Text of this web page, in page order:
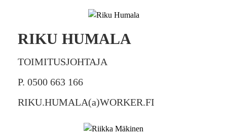
RIKU HUMALA
TOIMITUSJOHTAJA
P. 0500 663 166
RIKU.HUMALA(a)WORKER.FI